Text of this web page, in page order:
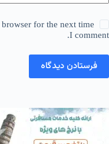
for the next time
I comment.
فرستادن دیدگاه